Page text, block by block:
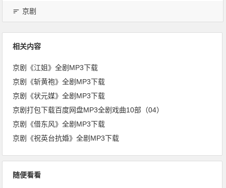
京剧
相关内容
京剧《江姐》全剧MP3下载
京剧《斩黄袍》全剧MP3下载
京剧《状元媒》全剧MP3下载
京剧打包下载百度网盘MP3全剧戏曲10部（04）
京剧《借东风》全剧MP3下载
京剧《祝英台抗婚》全剧MP3下载
随便看看